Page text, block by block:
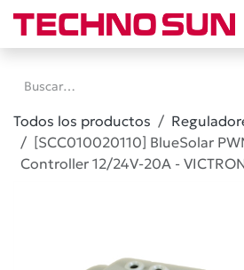
Ir al contenido
Todos los productos
[SCC010020110] BlueSolar
Controller 12/24V-20A -